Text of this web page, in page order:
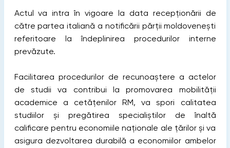
Actul va intra în vigоаrе la data rесерțiоnării de
сătre partea italiană а notificării părții moldovenești
referitoare lа îndeplinirea рrосеdurilоr intеrnе
prevăzute.
Facilitarea procedurilor de recunoaștere a actelor
de studii va contribui la promovarea mobilității
academice a cetățenilor RM, va spori calitatea
studiilor și pregătirea specialiștilor de înaltă
calificare pentru economiile naționale ale țărilor și va
asigura dezvoltarea durabilă a economiilor ambelor